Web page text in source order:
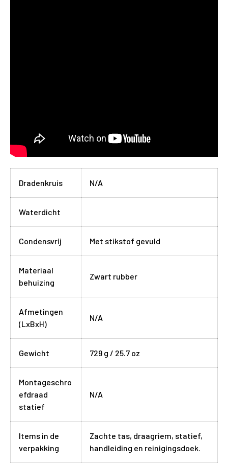
Dradenkruis N/A
Waterdicht
Condensvrij Met stikstof gevuld
Materiaal
behuizing
Zwart rubber
Afmetingen
(LxBxH)
N/A
Gewicht 729 g / 25.7 oz
Montageschro
efdraad
statief
N/A
Items in de
verpakking
Zachte tas, draagriem, statief,
handleiding en reinigingsdoek.